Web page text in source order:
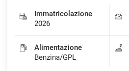
Immatricolazione
2026
Alimentazione
Benzina/GPL